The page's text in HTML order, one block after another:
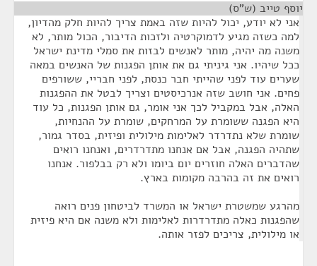
יוסף טייב (ש"ס)
אני לא יודע, יכול להיות שזה באמת צריך להיות חלק מהדיון,
למה כשזה מגיע לדמוקרטיה ולזכות הדיבור, הכול מותר, לא
משנה מה יהיה, מותר לאנשים לבזות את סמלי מדינת ישראל
ככל שיהיו. אני גיניתי גם את אותן הפגנות של האנשים במאה
שערים עוד לפני שהייתי חבר כנסת, לפני חבריי, ששורפים
פחים. אני חושב שזה אנרכיסטים וצריך לבטל את ההפגנות
האלה, אבל במקביל לכך אני אומר, גם אותן הפגנות, כל עוד
היא הפגנה ששומרת על המרחקים, שומרת על ההנחיות,
שומרת שלא נתדרדר לאלימות מילולית ופיזית, בסדר גמור,
שתהיה הפגנה, אבל אם אנחנו מתדרדרים, ואנחנו רואים
שהדברים האלה חוזרים יום ביומו ולא רק בבלפור. אנחנו
רואים את זה בהרבה מקומות בארץ.
מהרגע שמשטרת ישראל או המשרד לביטחון פנים רואה
שהפגנות כאלה מתדרדרות לאלימות ולא משנה אם היא פיזית
או מילולית, צריכים לפזר אותה.